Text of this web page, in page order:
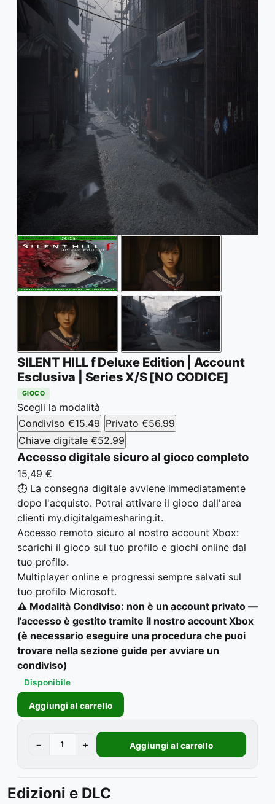
SILENT HILL f Deluxe Edition | Account
Esclusiva | Series X/S [NO CODICE]
GIOCO
Scegli la modalità
Condiviso €15.49 Privato €56.99
Chiave digitale €52.99
Accesso digitale sicuro al gioco completo
15,49 €
⏱️ La consegna digitale avviene immediatamente
dopo l'acquisto. Potrai attivare il gioco dall'area
clienti my.digitalgamesharing.it.
Accesso remoto sicuro al nostro account Xbox:
scarichi il gioco sul tuo profilo e giochi online dal
tuo profilo.
Multiplayer online e progressi sempre salvati sul
tuo profilo Microsoft.
⚠️ Modalità Condiviso: non è un account privato —
l'accesso è gestito tramite il nostro account Xbox
(è necessario eseguire una procedura che puoi
trovare nella sezione guide per avviare un
condiviso)
Disponibile
Aggiungi al carrello
− + Aggiungi al carrello
Edizioni e DLC